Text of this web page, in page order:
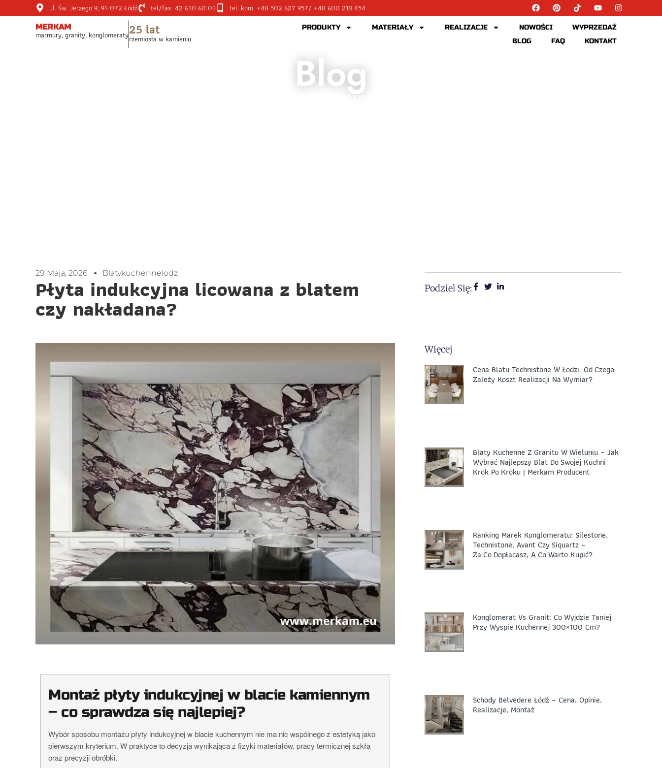
ul. Św. Jerzego 9, 91-072 Łódź tel/fax. 42 630 60 03 tel. kom. +48 502 627 957/ +48 600 218 454
MERKAM
marmury, granity, konglomeraty25 lat
rzemiosła w kamieniu
PRODUKTY MATERIAŁY REALIZACJE NOWOŚCI
WYPRZEDAŻ
BLOG
FAQ KONTAKT
Blog
29 Maja, 2026 Blatykuchennelodz
Płyta indukcyjna licowana z blatem
czy nakładana?
Montaż płyty indukcyjnej w blacie kamiennym
– co sprawdza się najlepiej?
Wybór sposobu montażu płyty indukcyjnej w blacie kuchennym nie ma nic wspólnego z estetyką jako
pierwszym kryterium. W praktyce to decyzja wynikająca z fizyki materiałów, pracy termicznej szkła
oraz precyzji obróbki.
Podziel Się:
Więcej
Cena Blatu Technistone W Łodzi: Od Czego
Zależy Koszt Realizacji Na Wymiar?
Blaty Kuchenne Z Granitu W Wieluniu – Jak
Wybrać Najlepszy Blat Do Swojej Kuchni
Krok Po Kroku | Merkam Producent
Ranking Marek Konglomeratu: Silestone,
Technistone, Avant Czy Siquartz –
Za Co Dopłacasz, A Co Warto Kupić?
Konglomerat Vs Granit: Co Wyjdzie Taniej
Przy Wyspie Kuchennej 300×100 Cm?
Schody Belvedere Łódź – Cena, Opinie,
Realizacje, Montaż